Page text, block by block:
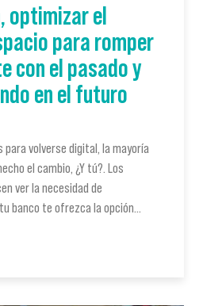
optimizar el
para romper
con el pasado y
en el futuro
volverse digital, la mayoría
el cambio, ¿Y tú?. Los
ver la necesidad de
banco te ofrezca la opción…